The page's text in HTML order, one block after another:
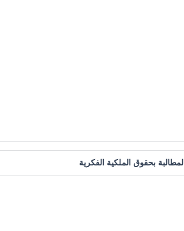
المطالبة بحقوق الملكية الفكرية